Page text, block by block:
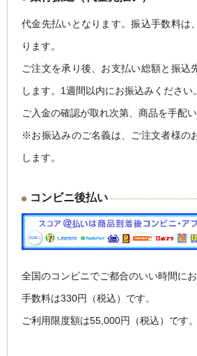
代金先払いとなります。振込手数料は
ります。
ご注文を承り後、お支払い総額と振込
します。1週間以内にお振込みください。
ご入金の確認が取れ次第、商品を手配い
※お振込みのご名義は、ご注文者様の
します。
コンビニ後払い
全国のコンビニでご都合のいい時間にお
手数料は330円（税込）です。
ご利用限度額は55,000円（税込）です。